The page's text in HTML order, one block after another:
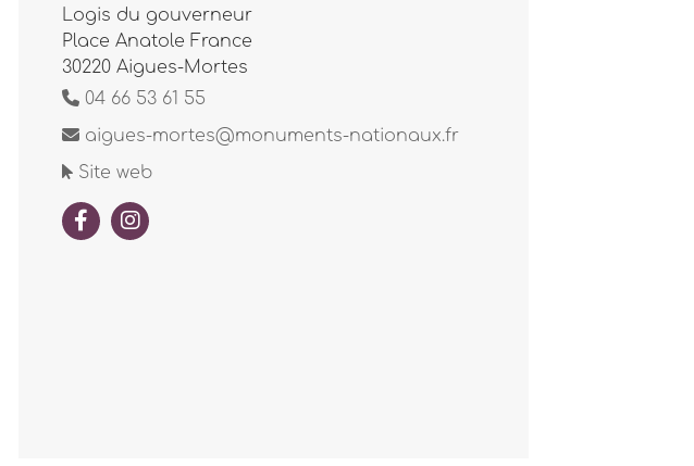
Logis du gouverneur
Place Anatole France
30220 Aigues-Mortes
04 66 53 61 55
aigues-mortes@monuments-nationaux.fr
Site web